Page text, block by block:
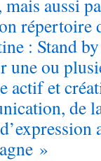
mais aussi
répertoire
: Stand
ou
actif et
de
»